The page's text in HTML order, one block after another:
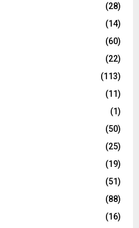
(28)
(14)
(60)
(22)
(113)
(11)
(1)
(50)
(25)
(19)
(51)
(88)
(16)